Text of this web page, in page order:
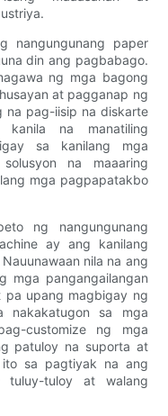
nangungunang paper
din ang pagbabago.
ng mga bagong
at pagganap ng
na pag-iisip na diskarte
na manatiling
sa kanilang mga
na maaaring
mga pagpapatakbo
ng nangungunang
ay ang kanilang
nila na ang
mga pangangailangan
upang magbigay ng
nakakatugon sa mga
customize ng mga
patuloy na suporta at
sa pagtiyak na ang
tuloy at walang